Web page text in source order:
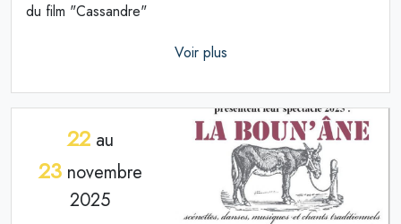
du film "Cassandre"
Voir plus
22au
23novembre
2025